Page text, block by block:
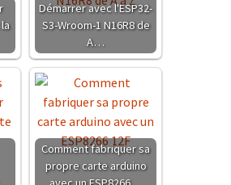
Démarrer avec l'ESP32-
S3-Wroom-1 N16R8 de
A…
Comment fabriquer sa
propre carte arduino